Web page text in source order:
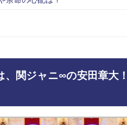
関ジャニ∞の安田章大